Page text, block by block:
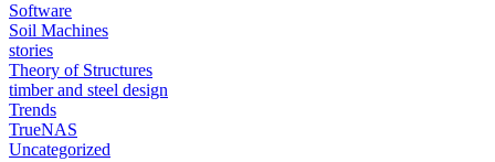
Software
Soil Machines
stories
Theory of Structures
timber and steel design
Trends
TrueNAS
Uncategorized